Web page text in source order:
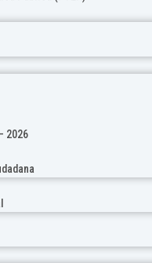
2026